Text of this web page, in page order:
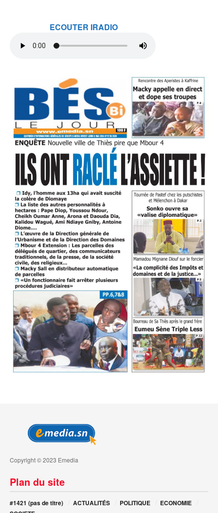
ECOUTER IRADIO
Copyright © 2023 Emedia
Plan du site
#1421 (pas de titre) ACTUALITÉS POLITIQUE
ECONOMIE